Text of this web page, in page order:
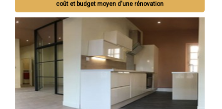
coût et budget moyen d'une rénovation